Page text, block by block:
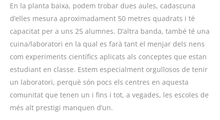
En la planta baixa, podem trobar dues aules, cadascuna
d’elles mesura aproximadament 50 metres quadrats i té
capacitat per a uns 25 alumnes. D’altra banda, també té una
cuina/laboratori en la qual es farà tant el menjar dels nens
com experiments científics aplicats als conceptes que estan
estudiant en classe. Estem especialment orgullosos de tenir
un laboratori, perquè són pocs els centres en aquesta
comunitat que tenen un i fins i tot, a vegades, les escoles de
més alt prestigi manquen d’un.